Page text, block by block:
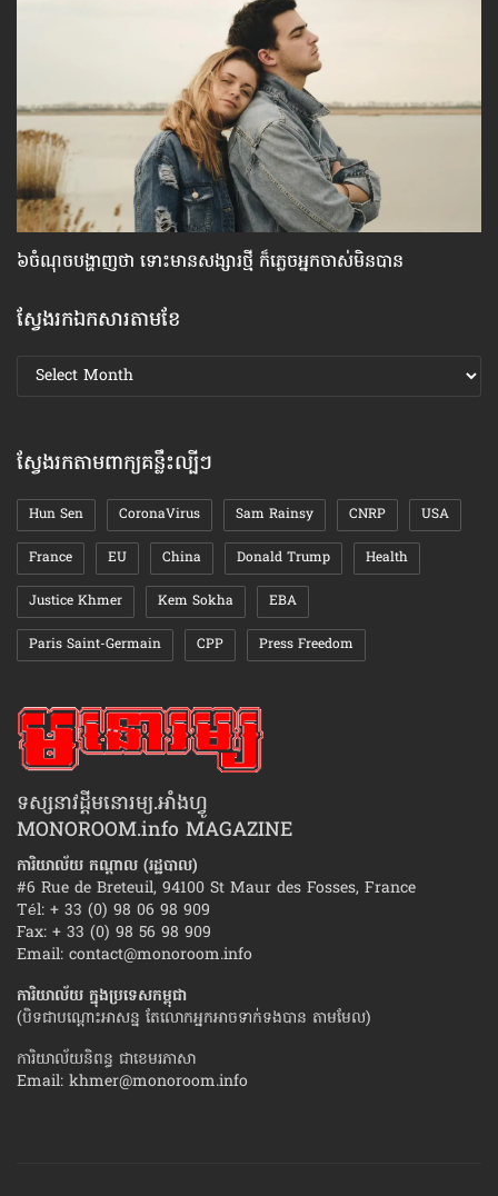
៦ចំណុច​បង្ហាញ​ថា ទោះ​មាន​សង្សារ​ថ្មី ក៏​ភ្លេច​អ្នក​ចាស់​មិន​បាន
ស្វែងរកឯកសារតាមខែ
ស្វែងរក
ឯកសារ
ស្វែងរកតាមពាក្យគន្លឹះល្បីៗ
Hun Sen CoronaVirus Sam Rainsy CNRP USA
France EU China Donald Trump Health
Justice Khmer Kem Sokha EBA
Paris Saint-Germain CPP Press Freedom
ទស្សនាវដ្ដីមនោរម្យ.អាំងហ្វូ
MONOROOM.info MAGAZINE
ការិយាល័យ កណ្ដាល (រដ្ឋបាល)
#6 Rue de Breteuil, 94100 St Maur des Fosses, France
Tél: + 33 (0) 98 06 98 909
Fax: + 33 (0) 98 56 98 909
Email: contact@monoroom.info
ការិយាល័យ ក្នុង​ប្រទេស​កម្ពុជា
(បិទជាបណ្ដោះអាសន្ន តែលោកអ្នកអាចទាក់ទងបាន តាមមែល)
ការិយាល័យនិពន្ធ ជាខេមរភាសា
Email: khmer@monoroom.info